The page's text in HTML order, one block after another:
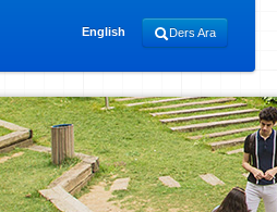
English Ders Ara